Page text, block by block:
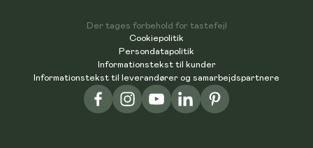
Cookiepolitik
Persondatapolitik
Informationstekst til kunder
Informationstekst til leverandører og samarbejdspartnere
Der tages forbehold for tastefejl